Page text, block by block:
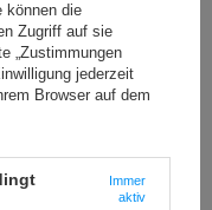
Erwartungen
Hantelscheiben
Boden vor
können die
Zugriff auf sie
„Zustimmungen
jederzeit
Browser auf dem
Immer
aktiv